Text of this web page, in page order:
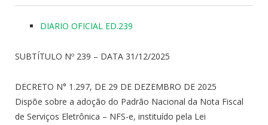
DIARIO OFICIAL ED.239
SUBTÍTULO Nº 239 – DATA 31/12/2025
DECRETO N° 1.297, DE 29 DE DEZEMBRO DE 2025
Dispõe sobre a adoção do Padrão Nacional da Nota Fiscal
de Serviços Eletrônica – NFS-e, instituído pela Lei